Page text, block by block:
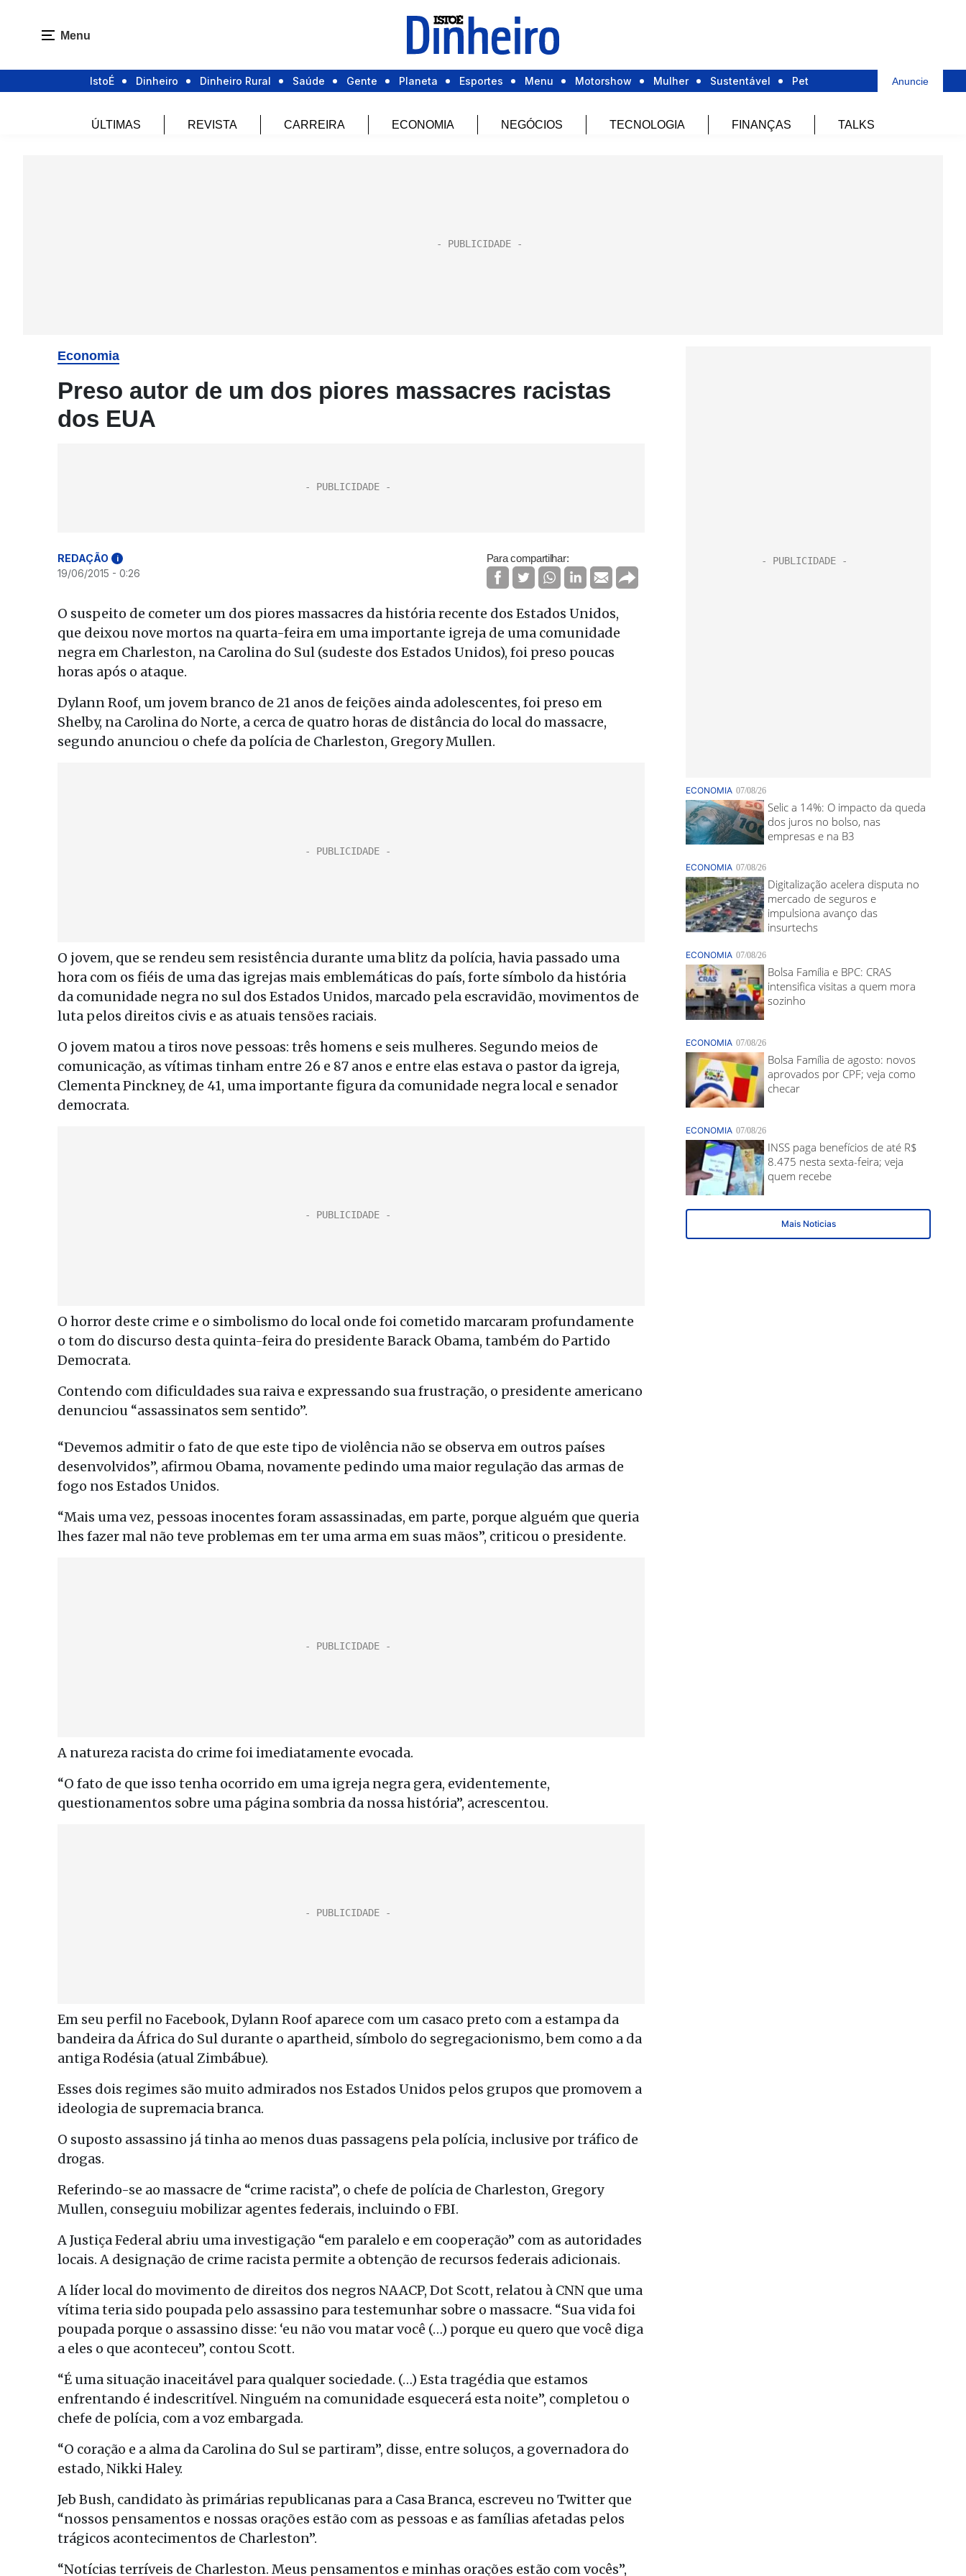
Menu
IstoÉ Dinheiro Dinheiro Rural Saúde Gente Planeta Esportes Menu Motorshow Mulher Sustentável Pet Anuncie
ÚLTIMAS REVISTA CARREIRA ECONOMIA NEGÓCIOS TECNOLOGIA FINANÇAS TALKS
Economia
Preso autor de um dos piores massacres racistas
dos EUA
REDAÇÃO i
19/06/2015 - 0:26
Para compartilhar:
O suspeito de cometer um dos piores massacres da história recente dos Estados Unidos,
que deixou nove mortos na quarta-feira em uma importante igreja de uma comunidade
negra em Charleston, na Carolina do Sul (sudeste dos Estados Unidos), foi preso poucas
horas após o ataque.
Dylann Roof, um jovem branco de 21 anos de feições ainda adolescentes, foi preso em
Shelby, na Carolina do Norte, a cerca de quatro horas de distância do local do massacre,
segundo anunciou o chefe da polícia de Charleston, Gregory Mullen.
O jovem, que se rendeu sem resistência durante uma blitz da polícia, havia passado uma
hora com os fiéis de uma das igrejas mais emblemáticas do país, forte símbolo da história
da comunidade negra no sul dos Estados Unidos, marcado pela escravidão, movimentos de
luta pelos direitos civis e as atuais tensões raciais.
O jovem matou a tiros nove pessoas: três homens e seis mulheres. Segundo meios de
comunicação, as vítimas tinham entre 26 e 87 anos e entre elas estava o pastor da igreja,
Clementa Pinckney, de 41, uma importante figura da comunidade negra local e senador
democrata.
O horror deste crime e o simbolismo do local onde foi cometido marcaram profundamente
o tom do discurso desta quinta-feira do presidente Barack Obama, também do Partido
Democrata.
Contendo com dificuldades sua raiva e expressando sua frustração, o presidente americano
denunciou “assassinatos sem sentido”.
“Devemos admitir o fato de que este tipo de violência não se observa em outros países
desenvolvidos”, afirmou Obama, novamente pedindo uma maior regulação das armas de
fogo nos Estados Unidos.
“Mais uma vez, pessoas inocentes foram assassinadas, em parte, porque alguém que queria
lhes fazer mal não teve problemas em ter uma arma em suas mãos”, criticou o presidente.
A natureza racista do crime foi imediatamente evocada.
“O fato de que isso tenha ocorrido em uma igreja negra gera, evidentemente,
questionamentos sobre uma página sombria da nossa história”, acrescentou.
Em seu perfil no Facebook, Dylann Roof aparece com um casaco preto com a estampa da
bandeira da África do Sul durante o apartheid, símbolo do segregacionismo, bem como a da
antiga Rodésia (atual Zimbábue).
Esses dois regimes são muito admirados nos Estados Unidos pelos grupos que promovem a
ideologia de supremacia branca.
O suposto assassino já tinha ao menos duas passagens pela polícia, inclusive por tráfico de
drogas.
Referindo-se ao massacre de “crime racista”, o chefe de polícia de Charleston, Gregory
Mullen, conseguiu mobilizar agentes federais, incluindo o FBI.
A Justiça Federal abriu uma investigação “em paralelo e em cooperação” com as autoridades
locais. A designação de crime racista permite a obtenção de recursos federais adicionais.
A líder local do movimento de direitos dos negros NAACP, Dot Scott, relatou à CNN que uma
vítima teria sido poupada pelo assassino para testemunhar sobre o massacre. “Sua vida foi
poupada porque o assassino disse: ‘eu não vou matar você (…) porque eu quero que você diga
a eles o que aconteceu”, contou Scott.
“É uma situação inaceitável para qualquer sociedade. (…) Esta tragédia que estamos
enfrentando é indescritível. Ninguém na comunidade esquecerá esta noite”, completou o
chefe de polícia, com a voz embargada.
“O coração e a alma da Carolina do Sul se partiram”, disse, entre soluços, a governadora do
estado, Nikki Haley.
Jeb Bush, candidato às primárias republicanas para a Casa Branca, escreveu no Twitter que
“nossos pensamentos e nossas orações estão com as pessoas e as famílias afetadas pelos
trágicos acontecimentos de Charleston”.
“Notícias terríveis de Charleston. Meus pensamentos e minhas orações estão com vocês”,